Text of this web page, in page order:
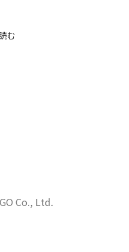
む
Co., Ltd.